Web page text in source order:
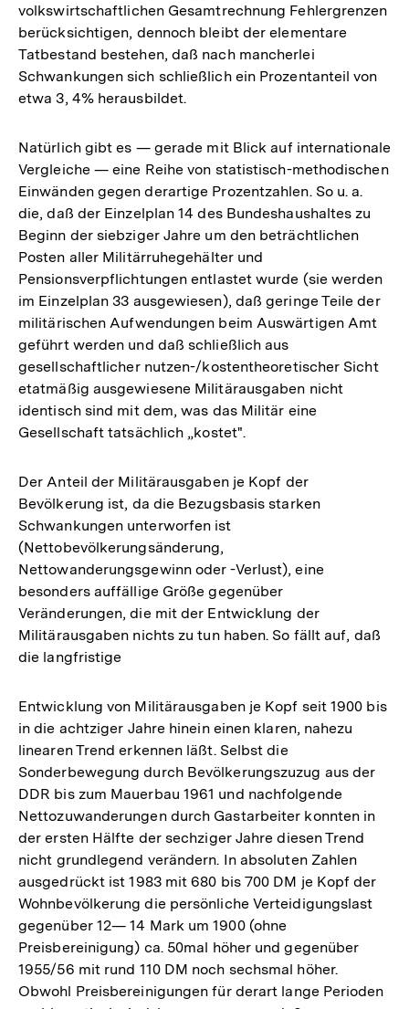
volkswirtschaftlichen Gesamtrechnung Fehlergrenzen
berücksichtigen, dennoch bleibt der elementare
Tatbestand bestehen, daß nach mancherlei
Schwankungen sich schließlich ein Prozentanteil von
etwa 3, 4% herausbildet.
Natürlich gibt es — gerade mit Blick auf internationale
Vergleiche — eine Reihe von statistisch-methodischen
Einwänden gegen derartige Prozentzahlen. So u. a.
die, daß der Einzelplan 14 des Bundeshaushaltes zu
Beginn der siebziger Jahre um den beträchtlichen
Posten aller Militärruhegehälter und
Pensionsverpflichtungen entlastet wurde (sie werden
im Einzelplan 33 ausgewiesen), daß geringe Teile der
militärischen Aufwendungen beim Auswärtigen Amt
geführt werden und daß schließlich aus
gesellschaftlicher nutzen-/kostentheoretischer Sicht
etatmäßig ausgewiesene Militärausgaben nicht
identisch sind mit dem, was das Militär eine
Gesellschaft tatsächlich „kostet".
Der Anteil der Militärausgaben je Kopf der
Bevölkerung ist, da die Bezugsbasis starken
Schwankungen unterworfen ist
(Nettobevölkerungsänderung,
Nettowanderungsgewinn oder -Verlust), eine
besonders auffällige Größe gegenüber
Veränderungen, die mit der Entwicklung der
Militärausgaben nichts zu tun haben. So fällt auf, daß
die langfristige
Entwicklung von Militärausgaben je Kopf seit 1900 bis
in die achtziger Jahre hinein einen klaren, nahezu
linearen Trend erkennen läßt. Selbst die
Sonderbewegung durch Bevölkerungszuzug aus der
DDR bis zum Mauerbau 1961 und nachfolgende
Nettozuwanderungen durch Gastarbeiter konnten in
der ersten Hälfte der sechziger Jahre diesen Trend
nicht grundlegend verändern. In absoluten Zahlen
ausgedrückt ist 1983 mit 680 bis 700 DM je Kopf der
Wohnbevölkerung die persönliche Verteidigungslast
gegenüber 12— 14 Mark um 1900 (ohne
Preisbereinigung) ca. 50mal höher und gegenüber
1955/56 mit rund 110 DM noch sechsmal höher.
Obwohl Preisbereinigungen für derart lange Perioden
Zum